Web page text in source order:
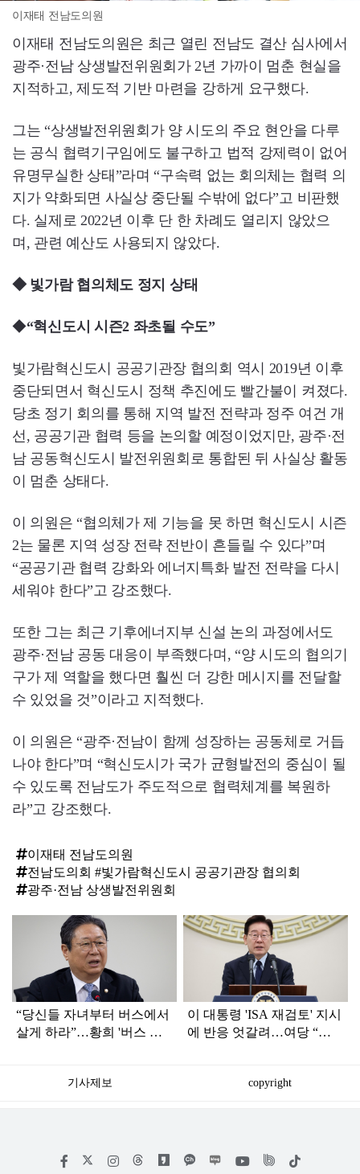
이재태 전남도의원
이재태 전남도의원은 최근 열린 전남도 결산 심사에서
광주·전남 상생발전위원회가 2년 가까이 멈춘 현실을
지적하고, 제도적 기반 마련을 강하게 요구했다.
그는 “상생발전위원회가 양 시도의 주요 현안을 다루
는 공식 협력기구임에도 불구하고 법적 강제력이 없어
유명무실한 상태”라며 “구속력 없는 회의체는 협력 의
지가 약화되면 사실상 중단될 수밖에 없다”고 비판했
다. 실제로 2022년 이후 단 한 차례도 열리지 않았으
며, 관련 예산도 사용되지 않았다.
◆빛가람 협의체도 정지 상태
◆“혁신도시 시즌2 좌초될 수도”
빛가람혁신도시 공공기관장 협의회 역시 2019년 이후
중단되면서 혁신도시 정책 추진에도 빨간불이 켜졌다.
당초 정기 회의를 통해 지역 발전 전략과 정주 여건 개
선, 공공기관 협력 등을 논의할 예정이었지만, 광주·전
남 공동혁신도시 발전위원회로 통합된 뒤 사실상 활동
이 멈춘 상태다.
이 의원은 “협의체가 제 기능을 못 하면 혁신도시 시즌
2는 물론 지역 성장 전략 전반이 흔들릴 수 있다”며
“공공기관 협력 강화와 에너지특화 발전 전략을 다시
세워야 한다”고 강조했다.
또한 그는 최근 기후에너지부 신설 논의 과정에서도
광주·전남 공동 대응이 부족했다며, “양 시도의 협의기
구가 제 역할을 했다면 훨씬 더 강한 메시지를 전달할
수 있었을 것”이라고 지적했다.
이 의원은 “광주·전남이 함께 성장하는 공동체로 거듭
나야 한다”며 “혁신도시가 국가 균형발전의 중심이 될
수 있도록 전남도가 주도적으로 협력체계를 복원하
라”고 강조했다.
이재태 전남도의원
전남도의회 #빛가람혁신도시 공공기관장 협의회
광주·전남 상생발전위원회
“당신들 자녀부터 버스에서
살게 하라”…황희 '버스 하
이 대통령 'ISA 재검토' 지시
에 반응 엇갈려…여당 “적
기사제보 copyright
페
인
위
틱